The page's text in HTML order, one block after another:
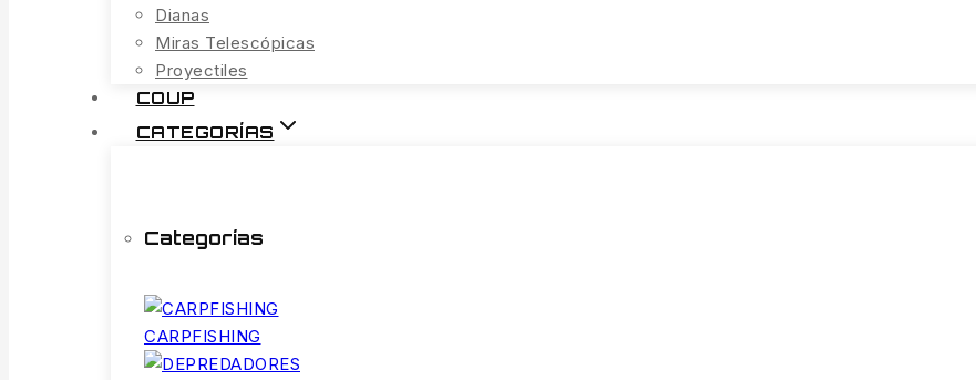
Dianas
Miras Telescópicas
Proyectiles
COUP
CATEGORÍAS
Categorías
CARPFISHING